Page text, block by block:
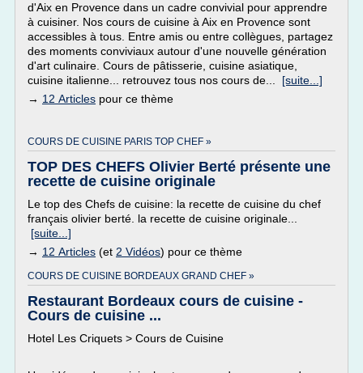
d'Aix en Provence dans un cadre convivial pour apprendre
à cuisiner. Nos cours de cuisine à Aix en Provence sont
accessibles à tous. Entre amis ou entre collègues, partagez
des moments conviviaux autour d'une nouvelle génération
d'art culinaire. Cours de pâtisserie, cuisine asiatique,
cuisine italienne... retrouvez tous nos cours de... [suite...]
→ 12 Articles pour ce thème
COURS DE CUISINE PARIS TOP CHEF »
TOP DES CHEFS Olivier Berté présente une
recette de cuisine originale
Le top des Chefs de cuisine: la recette de cuisine du chef
français olivier berté. la recette de cuisine originale...
[suite...]
→ 12 Articles (et 2 Vidéos) pour ce thème
COURS DE CUISINE BORDEAUX GRAND CHEF »
Restaurant Bordeaux cours de cuisine -
Cours de cuisine ...
Hotel Les Criquets > Cours de Cuisine